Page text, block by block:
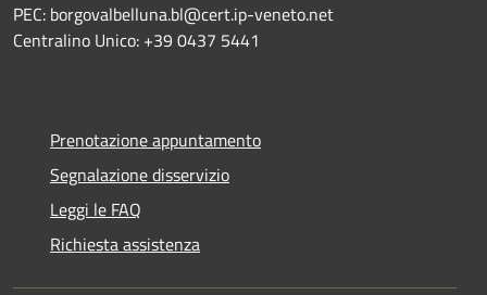
PEC: borgovalbelluna.bl@cert.ip-veneto.net
Centralino Unico: +39 0437 5441
Prenotazione appuntamento
Segnalazione disservizio
Leggi le FAQ
Richiesta assistenza